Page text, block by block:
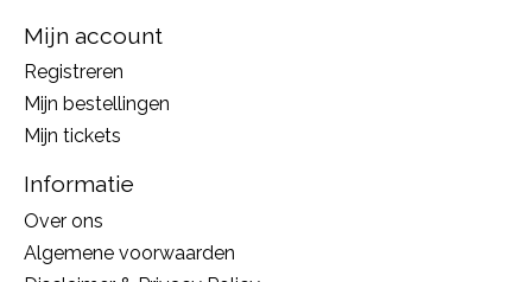
Mijn account
Registreren
Mijn bestellingen
Mijn tickets
Informatie
Over ons
Algemene voorwaarden